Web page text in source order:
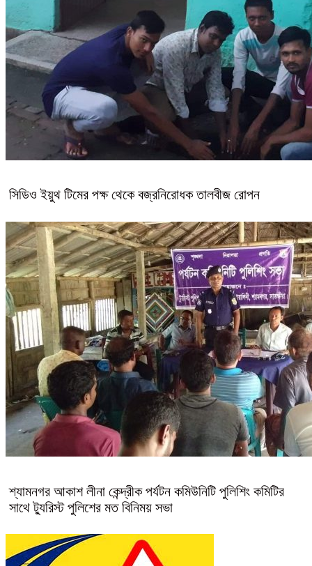
সিডিও ইয়ুথ টিমের পক্ষ থেকে বজ্রনিরোধক তালবীজ রোপন
শ্যামনগর আকাশ লীনা কেন্দ্রীক পর্যটন কমিউনিটি পুলিশিং কমিটির
সাথে ট্যুরিস্ট পুলিশের মত বিনিময় সভা